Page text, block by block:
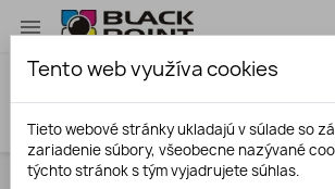

search
Tento web využíva cookies
Tieto webové stránky ukladajú v súlade so
zariadenie súbory, všeobecne nazývané
týchto stránok s tým vyjadrujete súhlas.